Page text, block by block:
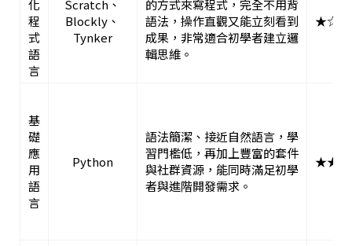
化
程
式
語
言
Scratch、
Blockly、
Tynker
的方式來寫程式，完全不用背
語法，操作直觀又能立刻看到
成果，非常適合初學者建立邏
輯思維。
基
礎
應
用
語
言
Python
語法簡潔、接近自然語言，學
習門檻低，再加上豐富的套件
與社群資源，能同時滿足初學
者與進階開發需求。